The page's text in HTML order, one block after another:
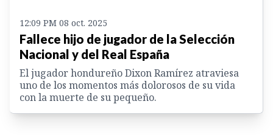
12:09 PM 08 oct. 2025
Fallece hijo de jugador de la Selección
Nacional y del Real España
El jugador hondureño Dixon Ramírez atraviesa
uno de los momentos más dolorosos de su vida
con la muerte de su pequeño.